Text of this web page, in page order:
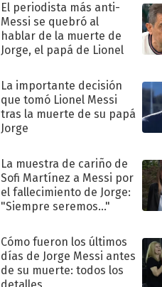
El periodista más anti-
Messi se quebró al
hablar de la muerte de
Jorge, el papá de Lionel
La importante decisión
que tomó Lionel Messi
tras la muerte de su papá
Jorge
La muestra de cariño de
Sofi Martínez a Messi por
el fallecimiento de Jorge:
"Siempre seremos..."
Cómo fueron los últimos
días de Jorge Messi antes
de su muerte: todos los